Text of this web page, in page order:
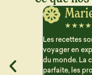
est
et
☆☆☆☆
Vraiment
pour le
les repas sont
les macros.